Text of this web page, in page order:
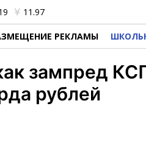
11.97
РЕКЛАМЫ
зампред
рублей